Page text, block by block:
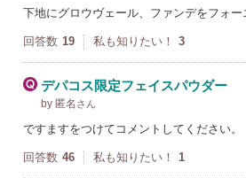
下地にグロウヴェール、ファンデをフォ
回答数 19 私も知りたい！ 3
デパコス限定フェイスパウダー
by 匿名 さん
ですますをつけてコメントしてください
回答数 46 私も知りたい！ 1